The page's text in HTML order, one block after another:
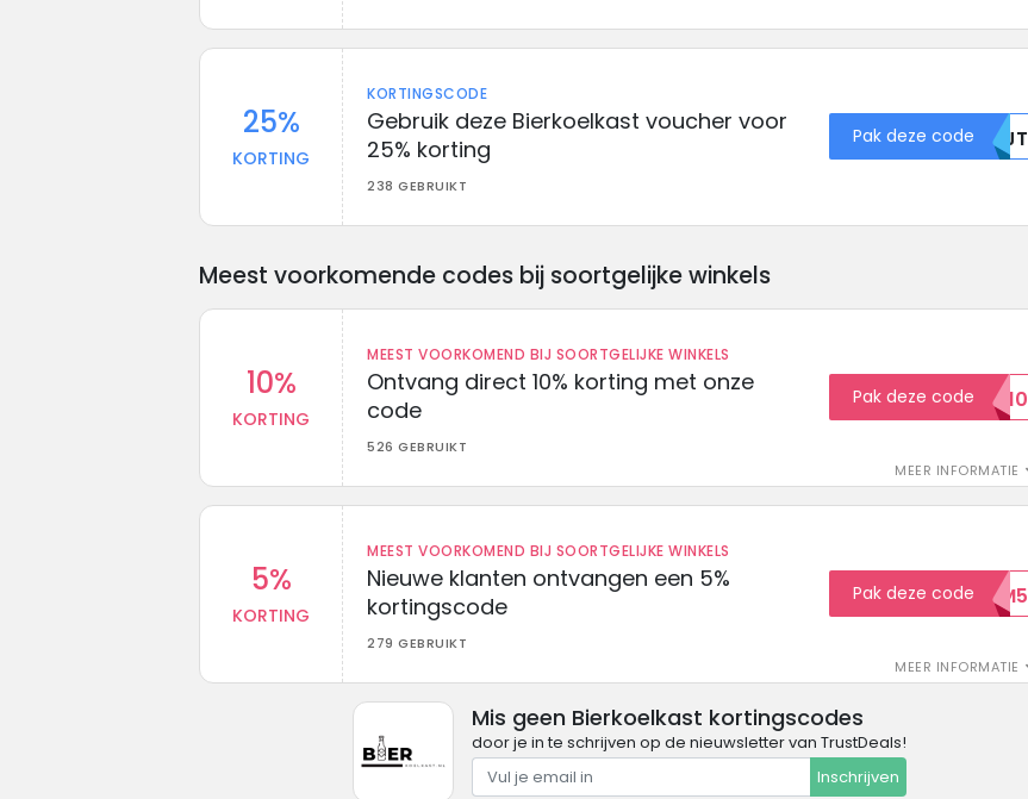
25%
KORTING
KORTINGSCODE
Gebruik deze Bierkoelkast voucher voor
25% korting
238 GEBRUIKT
Pak deze code NTJT
Meest voorkomende codes bij soortgelijke winkels
10%
KORTING
MEEST VOORKOMEND BIJ SOORTGELIJKE WINKELS
Ontvang direct 10% korting met onze
code
526 GEBRUIKT
MEER INFORMATIE
Pak deze codeEXTRA10
5%
KORTING
MEEST VOORKOMEND BIJ SOORTGELIJKE WINKELS
Nieuwe klanten ontvangen een 5%
kortingscode
279 GEBRUIKT
MEER INFORMATIE
Pak deze codeWELKOM5
Mis geen Bierkoelkast kortingscodes
door je in te schrijven op de nieuwsletter van TrustDeals!
Inschrijven